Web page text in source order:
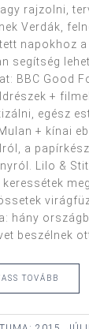
rajzolni,
Verdák,
napokhoz
segítség
BBC Good
+
egész
+ kínai
a
Lilo &
hány
beszélnek
TOVÁBB